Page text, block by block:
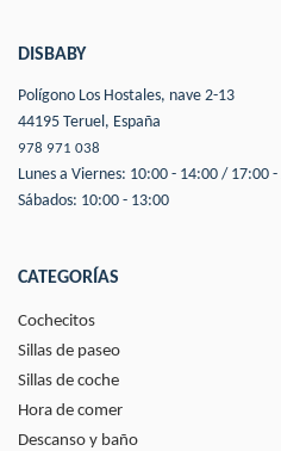
DISBABY
Polígono Los Hostales, nave 2-13
44195 Teruel, España
978 971 038
Lunes a Viernes: 10:00 - 14:00 / 17:00
Sábados: 10:00 - 13:00
CATEGORÍAS
Cochecitos
Sillas de paseo
Sillas de coche
Hora de comer
Descanso y baño